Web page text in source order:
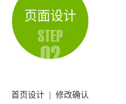
页面设计
首页设计 | 修改确认